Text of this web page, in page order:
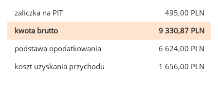
zaliczka na PIT
495,00 PLN
kwota brutto
9 330,87 PLN
podstawa opodatkowania
6 624,00 PLN
koszt uzyskania przychodu
1 656,00 PLN